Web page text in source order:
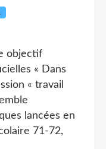
objectif
« Dans
« travail
lancées en
71-72,